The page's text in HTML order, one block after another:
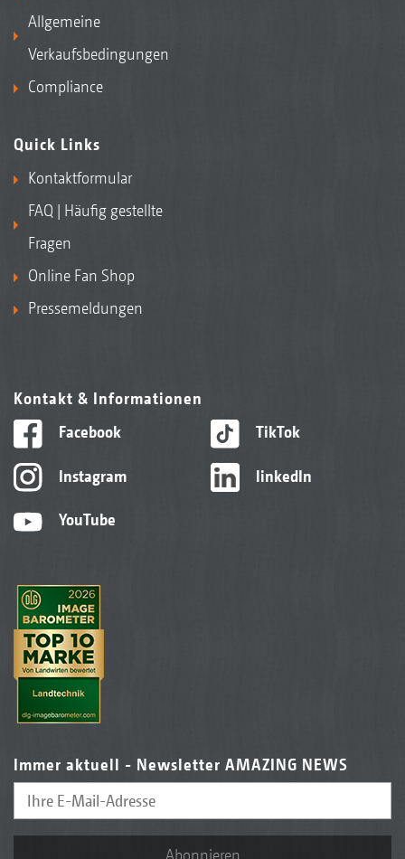
Allgemeine
Verkaufsbedingungen
Compliance
Quick Links
Kontaktformular
FAQ | Häufig gestellte
Fragen
Online Fan Shop
Pressemeldungen
Kontakt & Informationen
Facebook
Instagram
YouTube
TikTok
linkedIn
Immer aktuell - Newsletter AMAZING NEWS